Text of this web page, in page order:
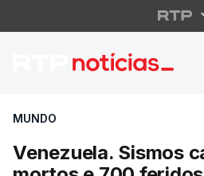
Venezuela.
MUNDO
Venezuela. Sismos